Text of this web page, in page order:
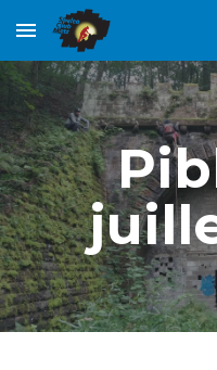
Skip to main content